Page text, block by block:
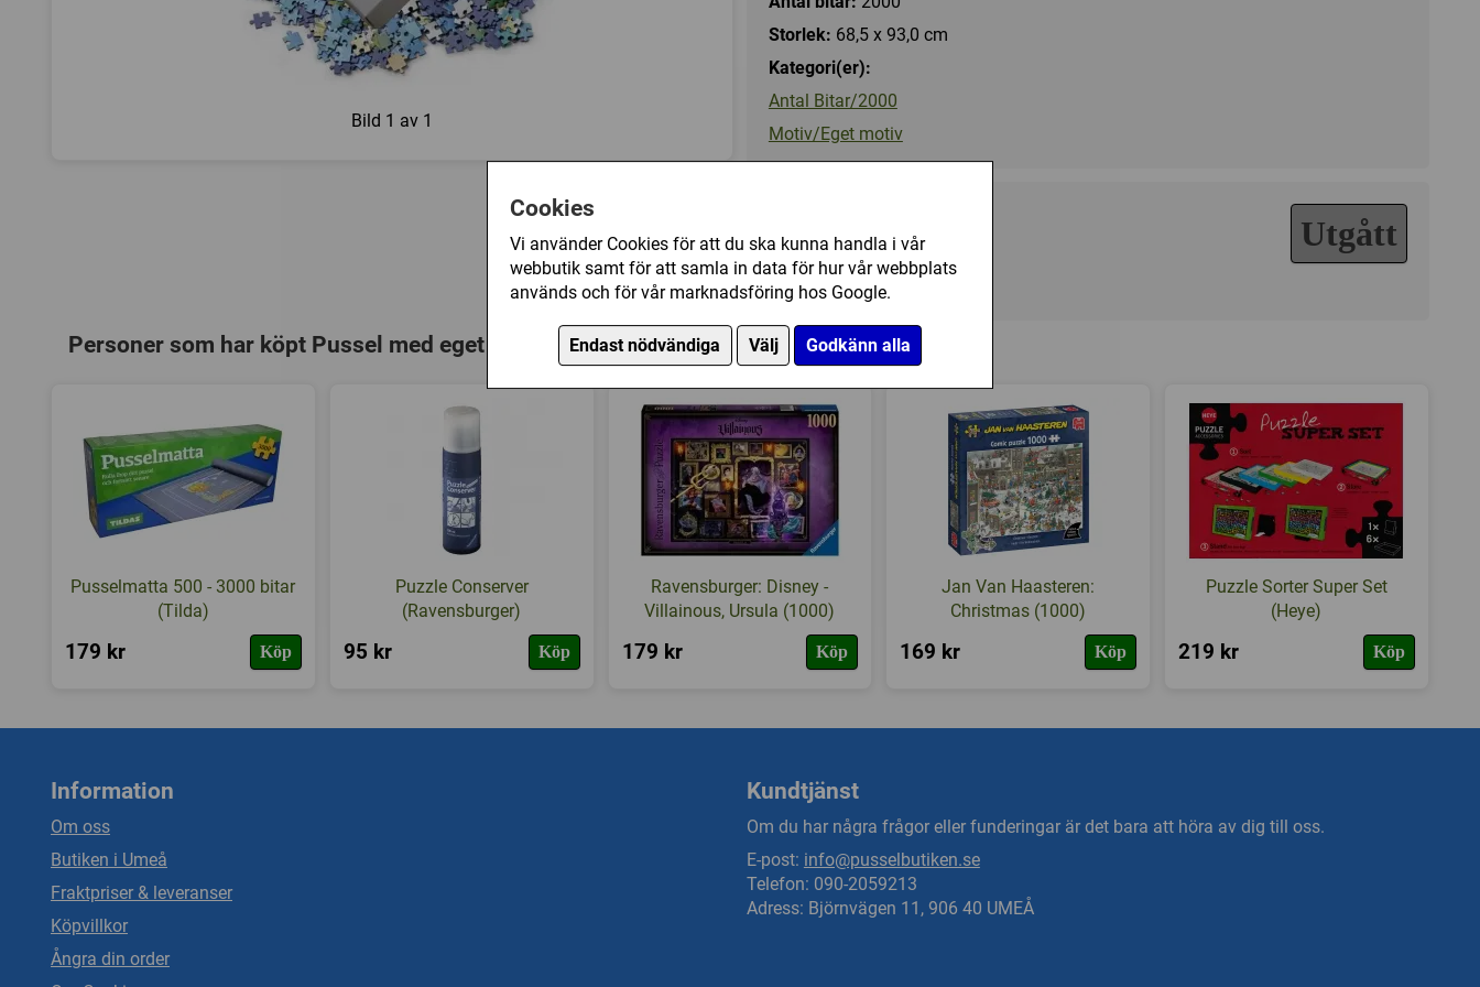
Cookies
Vi använder Cookies för att du ska kunna handla i vår
webbutik samt för att samla in data för hur vår webbplats
används och för vår marknadsföring hos Google.
Endast nödvändiga Välj Godkänn alla
Bild 1 av 1
Skulle det vara några problem med bildens kvalitet eller något annat så kommer vi att
höra av oss.
Förhållandet mellan bredd och höjd är 1:1,36. Om bilden inte har det förhållandet måste
vi ta bort delar av bilden innan vi kan göra pusslet.
Storlek: 68,5 x 93,0 cm
Kategori(er):
Antal Bitar/2000
Motiv/Eget motiv
649 kr Utgått
Ej tillgänglig
Personer som har köpt Pussel med eget motiv (2000) har också köpt
Pusselmatta 500 - 3000 bitar
(Tilda)
179 kr Köp
Puzzle Conserver
(Ravensburger)
95 kr Köp
Ravensburger: Disney -
Villainous, Ursula (1000)
179 kr Köp
Jan Van Haasteren:
Christmas (1000)
169 kr Köp
Puzzle Sorter Super Set
(Heye)
219 kr Köp
Information
Om oss
Butiken i Umeå
Fraktpriser & leveranser
Köpvillkor
Ångra din order
Kundtjänst
Om du har några frågor eller funderingar är det bara att höra av dig till oss.
E-post: info@pusselbutiken.se
Telefon: 090-2059213
Adress: Björnvägen 11, 906 40 UMEÅ